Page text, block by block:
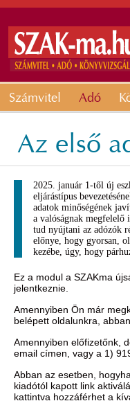
Számvitel Adó
Az első
2025. január 1-től új
eljárástípus
adatok minőségének
a valóságnak megfelelő
tud nyújtani az adózók
előnye, hogy gyorsan,
kezébe, úgy, hogy
Ez a modul a SZAKma
jelentkeznie.
Amennyiben Ön már
belépett oldalunkra,
Amennyiben előfizetőnk,
email címen, vagy a 1)
Abban az esetben,
kiadótól kapott link
kattintva hozzáférhet a